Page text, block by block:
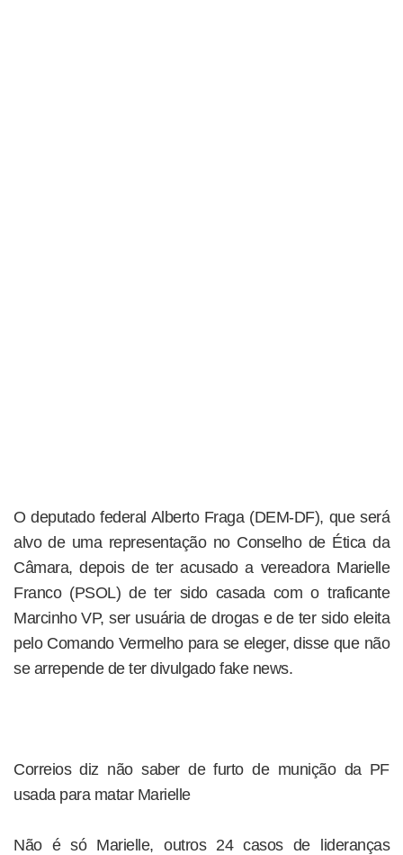
O deputado federal Alberto Fraga (DEM-DF), que será
alvo de uma representação no Conselho de Ética da
Câmara, depois de ter acusado a vereadora Marielle
Franco (PSOL) de ter sido casada com o traficante
Marcinho VP, ser usuária de drogas e de ter sido eleita
pelo Comando Vermelho para se eleger, disse que não
se arrepende de ter divulgado fake news.
Correios diz não saber de furto de munição da PF
usada para matar Marielle
Não é só Marielle, outros 24 casos de lideranças